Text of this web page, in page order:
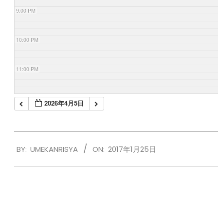
9:00 PM
10:00 PM
11:00 PM
2026年4月5日
01-
BY: UMEKANRISYA ON: 2017年1月25日